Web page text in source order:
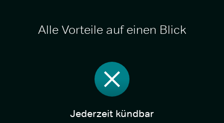
Alle Vorteile auf einen Blick
Jederzeit kündbar